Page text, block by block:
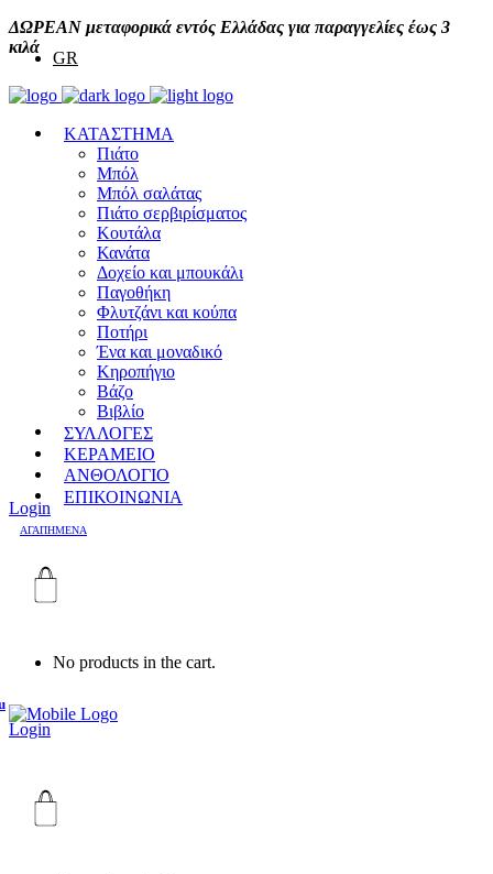
ΔΩΡΕΑΝ μεταφορικά εντός Ελλάδας για παραγγελίες έως 3
κιλά
GR
ΚΑΤΑΣΤΗΜΑ
Πιάτο
Μπόλ
Μπόλ σαλάτας
Πιάτο σερβιρίσματος
Κουτάλα
Κανάτα
Δοχείο και μπουκάλι
Παγοθήκη
Φλυτζάνι και κούπα
Ποτήρι
Ένα και μοναδικό
Κηροπήγιο
Βάζο
Βιβλίο
ΣΥΛΛΟΓΕΣ
ΚΕΡΑΜΕΙΟ
ΑΝΘΟΛΟΓΙΟ
ΕΠΙΚΟΙΝΩΝΙΑ
Login
ΑΓΑΠΗΜΕΝΑ
No products in the cart.
Login